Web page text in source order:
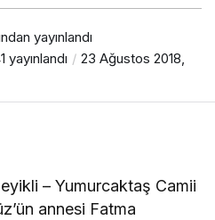
yayınlandı
yayınlandı
23 Ağustos 2018,
– Yumurcaktaş Camii
annesi Fatma